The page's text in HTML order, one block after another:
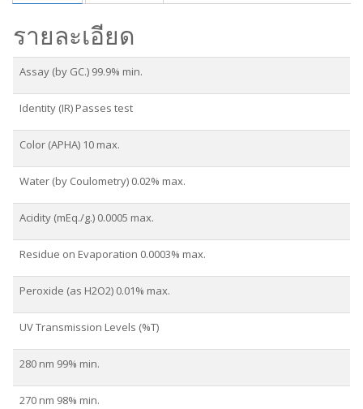
รายละเอียด
Assay (by GC.) 99.9% min.
Identity (IR) Passes test
Color (APHA) 10 max.
Water (by Coulometry) 0.02% max.
Acidity (mEq./g.) 0.0005 max.
Residue on Evaporation 0.0003% max.
Peroxide (as H2O2) 0.01% max.
UV Transmission Levels (%T)
280 nm 99% min.
270 nm 98% min.